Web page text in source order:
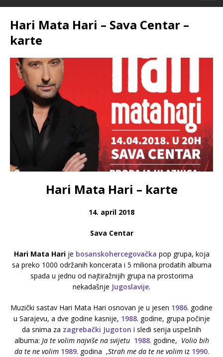
Hari Mata Hari – Sava Centar –
karte
Hari Mata Hari – karte
14. april 2018
Sava Centar
Hari Mata Harije bosanskohercegovačka pop grupa, koja
sa preko 1000 održanih koncerata i 5 miliona prodatih albuma
spada u jednu od najtiražnijih grupa na prostorima
nekadašnje Jugoslavije.
Muzički sastav Hari Mata Hari osnovan je u jesen 1986. godine
u Sarajevu, a dve godine kasnije, 1988. godine, grupa počinje
da snima za zagrebački Jugoton i sledi serija uspešnih
albuma: Ja te volim najviše na svijetu 1988. godine, Volio bih
da te ne volim 1989. godina ,Strah me da te ne volimiz 1990.